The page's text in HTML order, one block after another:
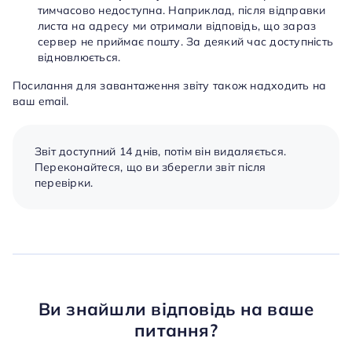
тимчасово недоступна. Наприклад, після відправки
листа на адресу ми отримали відповідь, що зараз
сервер не приймає пошту. За деякий час доступність
відновлюється.
Посилання для завантаження звіту також надходить на
ваш email.
Звіт доступний 14 днів, потім він видаляється.
Переконайтеся, що ви зберегли звіт після
перевірки.
Ви знайшли відповідь на ваше
питання?